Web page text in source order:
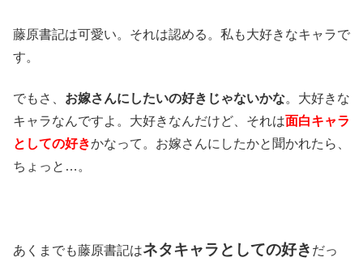
藤原書記は可愛い。それは認める。私も大好きなキャラで
す。
でもさ、 お嫁さんにしたいの好きじゃないかな。大好きな
キャラなんですよ。大好きなんだけど、それは面白キャラ
としての好きかなって。お嫁さんにしたかと聞かれたら、
ちょっと…。
あくまでも藤原書記はネタキャラとしての好き だっ